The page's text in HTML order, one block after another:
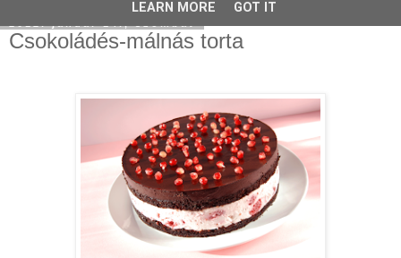
Csokoládés-málnás torta
LEARN MORE GOT IT